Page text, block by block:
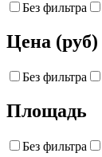
Без фильтра
Цена (руб)
Без фильтра
Площадь
Без фильтра